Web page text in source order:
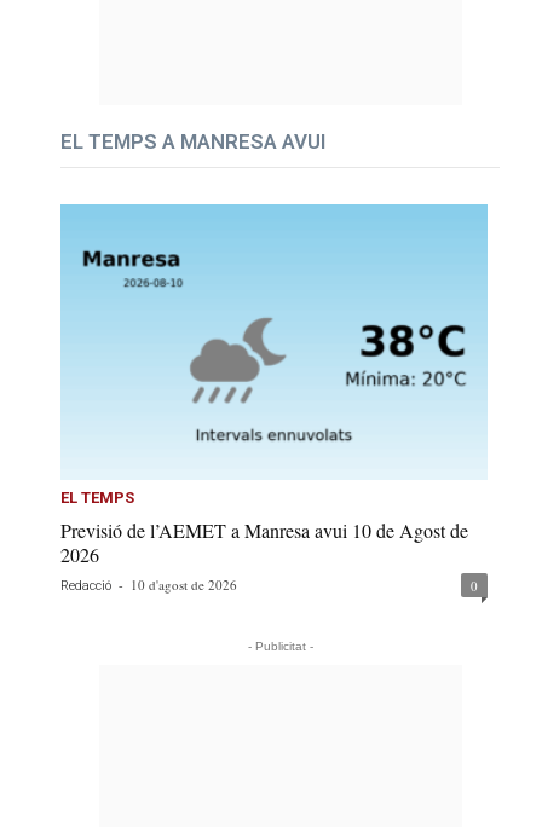
EL TEMPS A MANRESA AVUI
EL TEMPS
Previsió de l’AEMET a Manresa avui 10 de Agost de
2026
Redacció - 10 d'agost de 2026 0
- Publicitat -